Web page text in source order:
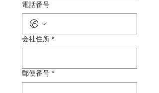
電話番号
会社住所 *
郵便番号 *